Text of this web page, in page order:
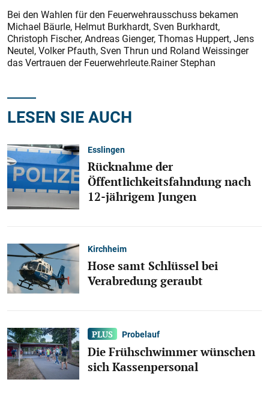
Bei den Wahlen für den Feuerwehrausschuss bekamen
Michael Bäurle, Helmut Burkhardt, Sven Burkhardt,
Christoph Fischer, Andreas Gienger, Thomas Huppert, Jens
Neutel, Volker Pfauth, Sven Thrun und Roland Weissinger
das Vertrauen der Feuerwehrleute.Rainer Stephan
LESEN SIE AUCH
Esslingen
Rücknahme der
Öffentlichkeitsfahndung nach
12-jährigem Jungen
Kirchheim
Hose samt Schlüssel bei
Verabredung geraubt
Probelauf
Die Frühschwimmer wünschen
sich Kassenpersonal